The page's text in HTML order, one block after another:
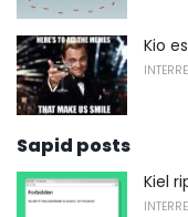
Kio
Sapid posts
Kiel